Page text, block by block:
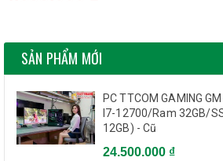
SẢN PHẨM MỚI
PC TTCOM GAMING
I7-12700/Ram 32GB/
12GB) - Cũ
24.500.000 ₫